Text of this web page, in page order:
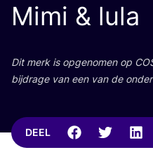
Mimi & lula
Dit merk is opge­no­men op
bij­dra­ge van een van de
DEEL